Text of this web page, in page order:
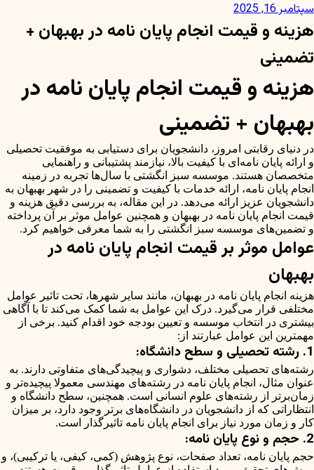
سپتامبر 16, 2025
هزینه و قیمت انجام پایان نامه در بهبهان +
تضمینی
هزینه و قیمت انجام پایان نامه در
بهبهان + تضمینی
در دنیای رقابتی امروز، دانشجویان برای دستیابی به موفقیت تحصیلی
و ارائه پایان نامه‌ای با کیفیت بالا، نیازمند پشتیبانی و راهنمایی
متخصصان هستند. موسسه سبز انگشتی با سال‌ها تجربه در زمینه
انجام پایان نامه، ارائه خدمات با کیفیت و تضمینی را در شهر بهبهان به
دانشجویان عزیز ارائه می‌دهد. در این مقاله، به بررسی دقیق هزینه و
قیمت انجام پایان نامه در بهبهان و همچنین عوامل موثر بر آن پرداخته
و تضمین‌های موسسه سبز انگشتی را به شما معرفی خواهیم کرد.
عوامل موثر بر قیمت انجام پایان نامه در
بهبهان
هزینه انجام پایان نامه در بهبهان، مانند سایر شهرها، تحت تاثیر عوامل
مختلفی قرار می‌گیرد. درک این عوامل به شما کمک می‌کند تا با آگاهی
بیشتری در انتخاب موسسه و تعیین بودجه خود اقدام کنید. برخی از
مهمترین این عوامل عبارتند از:
1. رشته تحصیلی و سطح دانشگاه:
رشته‌های تحصیلی مختلف، دشواری و پیچیدگی‌های متفاوتی دارند. به
عنوان مثال، انجام پایان نامه در رشته‌های مهندسی معمولا پیچیده‌تر و
زمان‌برتر از رشته‌های علوم انسانی است. همچنین، سطح دانشگاه و
انتظاراتی که از دانشجویان در دانشگاه‌های برتر وجود دارد، بر میزان
کار و زمان مورد نیاز برای انجام پایان نامه تاثیرگذار است.
2. حجم و نوع پایان نامه:
حجم پایان نامه، تعداد صفحات، نوع پژوهش (کمی، کیفی، یا ترکیبی)، و